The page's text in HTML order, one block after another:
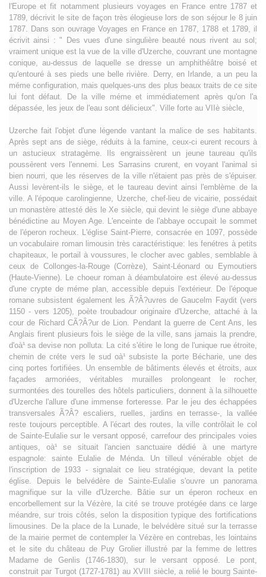
l'Europe et fit notamment plusieurs voyages en France entre 1787 et
1789, décrivit le site de façon très élogieuse lors de son séjour le 8 juin
1787. Dans son ouvrage Voyages en France en 1787, 1788 et 1789, il
écrivit ainsi : " Des vues d'une singulière beauté nous rivent au sol;
vraiment unique est la vue de la ville d'Uzerche, couvrant une montagne
conique, au-dessus de laquelle se dresse un amphithéâtre boisé et
qu'entouré à ses pieds une belle rivière. Derry, en Irlande, a un peu la
méme configuration, mais quelques-uns des plus beaux traits de ce site
lui font défaut. De la ville méme et immédiatement après qu'on l'a
dépassée, les jeux de l'eau sont délicieux". Ville forte au VIIè siècle,
Uzerche fait l'objet d'une légende vantant la malice de ses habitants.
Après sept ans de siège, réduits à la famine, ceux-ci eurent recours à
un astucieux stratagème. Ils engraissèrent un jeune taureau qu'ils
poussèrent vers l'ennemi. Les Sarrasins crurent, en voyant l'animal si
bien nourri, que les réserves de la ville n'étaient pas près de s'épuiser.
Aussi levèrent-ils le siège, et le taureau devint ainsi l'emblème de la
ville. A l'époque carolingienne, Uzerche, chef-lieu de vicairie, possédait
un monastère attesté dès le Xe siècle, qui devint le siège d'une abbaye
bénédictine au Moyen Age. L'enceinte de l'abbaye occupait le sommet
de l'éperon rocheux. L'église Saint-Pierre, consacrée en 1097, possède
un vocabulaire roman limousin très caractéristique: les fenétres à petits
chapiteaux, le portail à voussures, le clocher avec gables, semblable à
ceux de Collonges-la-Rouge (Corrèze), Saint-Léonard ou Eymoutiers
(Haute-Vienne). Le choeur roman à déambulatoire est élevé au-dessus
d'une crypte de méme plan, accessible depuis l'extérieur. De l'époque
romane subsistent également les Ã?Â?uvres de Gaucelm Faydit (vers
1150 - vers 1205), poète troubadour originaire d'Uzerche, attaché à la
cour de Richard CÃ?Â?ur de Lion. Pendant la guerre de Cent Ans, les
Anglais firent plusieurs fois le siège de la ville, sans jamais la prendre,
d'oà¹ sa devise non polluta. La cité s'étire le long de l'unique rue étroite,
chemin de créte vers le sud oà¹ subsiste la porte Bécharie, une des
cinq portes fortifiées. Un ensemble de bâtiments élevés et étroits, aux
façades armoriées, véritables murailles prolongeant le rocher,
surmontées des tourelles des hôtels particuliers, donnent à la silhouette
d'Uzerche l'allure d'une immense forteresse. Par le jeu des échappées
transversales Ã?Â? escaliers, ruelles, jardins en terrasse-, la vallée
reste toujours perceptible. A l'écart des routes, la ville contrôlait le col
de Sainte-Eulalie sur le versant opposé, carrefour des principales voies
antiques, oà¹ se situait l'ancien sanctuaire dédié à une martyre
espagnole: sainte Eulalie de Ménda. Un tilleul vénérable objet de
l'inscription de 1933 - signalait ce lieu stratégique, devant la petite
église. Depuis le belvédère de Sainte-Eulalie s'ouvre un panorama
magnifique sur la ville d'Uzerche. Bâtie sur un éperon rocheux en
encorbellement sur la Vézère, la cité se trouve protégée dans ce large
méandre, sur trois côtés, selon la disposition typique des fortifications
limousines. De la place de la Lunade, le belvédère situé sur la terrasse
de la mairie permet de contempler la Vézère en contrebas, les lointains
et le site du château de Puy Grolier illustré par la femme de lettres
Madame de Genlis (1746-1830), sur le versant opposé. Le pont,
construit par Turgot (1727-1781) au XVIII siècle, a relié le bourg Sainte-